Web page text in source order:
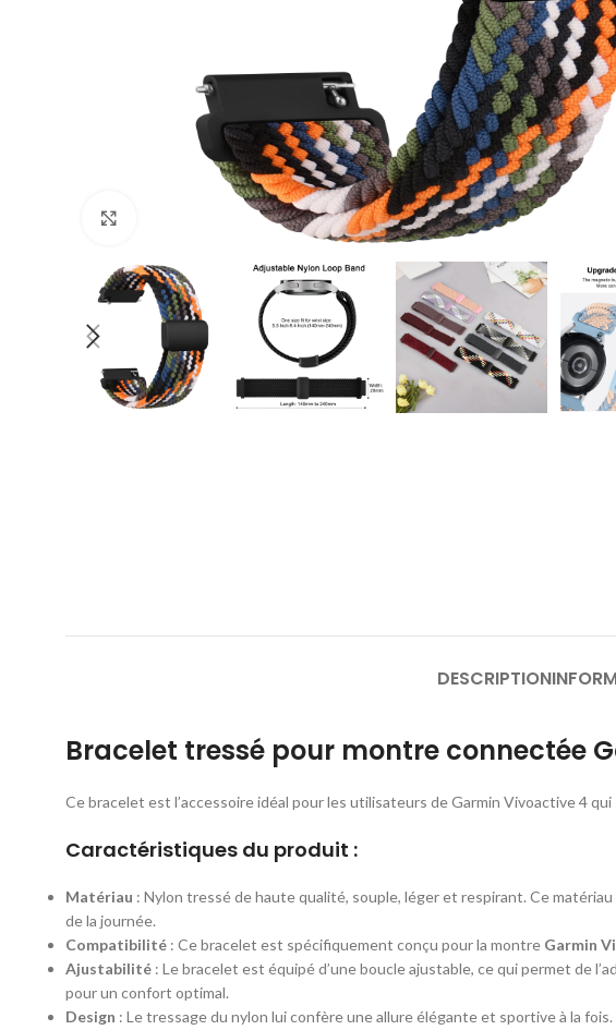
Cliquer pour agrandir
DESCRIPTION
Bracelet tressé pour montre connectée
Ce bracelet est l’accessoire idéal pour les utilisateurs de Garmin Vivoactive 4
Caractéristiques du produit :
Matériau : Nylon tressé de haute qualité, souple, léger et respirant. Ce
de la journée.
Compatibilité : Ce bracelet est spécifiquement conçu pour la montre Garmin
Ajustabilité : Le bracelet est équipé d’une boucle ajustable, ce qui permet de
pour un confort optimal.
Design : Le tressage du nylon lui confère une allure élégante et sportive à la